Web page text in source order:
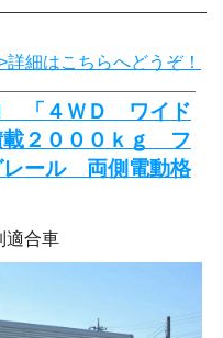
詳細はこちらへどうぞ！
「４ＷＤ ワイド
２０００ｋｇ フ
ール 両側電動格
適合車